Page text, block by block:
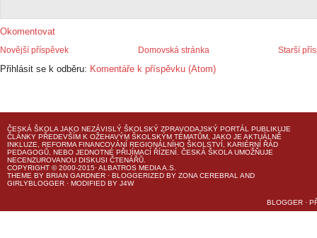
Okomentovat
Novější příspěvek Starší
Domovská stránka
Přihlásit se k odběru: Komentáře k příspěvku (Atom)
ČESKÁ ŠKOLA JAKO NEZÁVISLÝ ŠKOLSKÝ ZPRAVODAJSKÝ PORTÁL PUBLIKUJE
ČLÁNKY PŘEDEVŠÍM K OŽEHAVÝM ŠKOLSKÝM TÉMATŮM, JAKO JE AKTUÁLNĚ
INKLUZE, REFORMA FINANCOVÁNÍ REGIONÁLNÍHO ŠKOLSTVÍ, KARIÉRNÍ ŘÁD
PEDAGOGŮ, NEBO JEDNOTNÉ PŘIJÍMACÍ ŘÍZENÍ. ČESKÁ ŠKOLA UMOŽŇUJE
NECENZUROVANOU DISKUSI ČTENÁŘŮ.
COPYRIGHT © 2000-2015· ALBATROS MEDIA A.S.
THEME BY BRIAN GARDNER · BLOGGERIZED BY ZONA CEREBRAL AND
GIRLYBLOGGER · MODIFIED BY J4W
BLOGGER ·